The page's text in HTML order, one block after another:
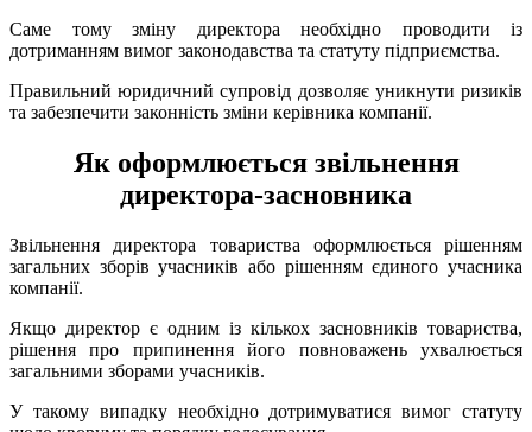
Саме тому зміну директора необхідно проводити із
дотриманням вимог законодавства та статуту підприємства.
Правильний юридичний супровід дозволяє уникнути ризиків
та забезпечити законність зміни керівника компанії.
Як оформлюється звільнення
директора-засновника
Звільнення директора товариства оформлюється рішенням
загальних зборів учасників або рішенням єдиного учасника
компанії.
Якщо директор є одним із кількох засновників товариства,
рішення про припинення його повноважень ухвалюється
загальними зборами учасників.
У такому випадку необхідно дотримуватися вимог статуту